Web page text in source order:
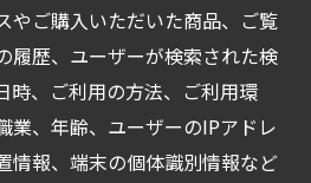
やご購入いただいた商品、ご覧
履歴、ユーザーが検索された検
時、ご利用の方法、ご利用環
業、年齢、ユーザーのIPアドレ
情報、端末の個体識別情報など